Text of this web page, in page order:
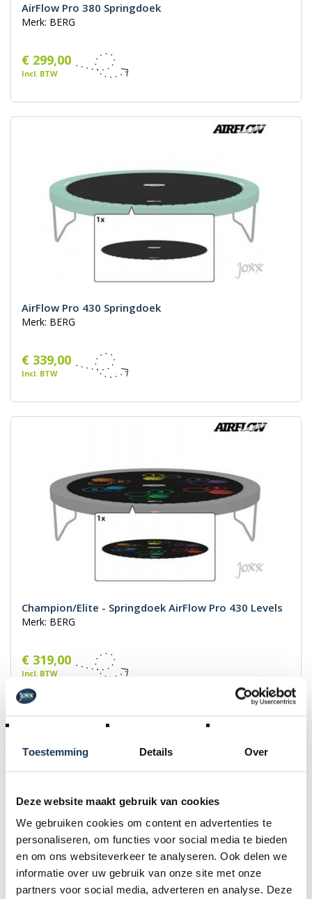
Toestemming Details Over
Deze website maakt gebruik van cookies
We gebruiken cookies om content en advertenties te
personaliseren, om functies voor social media te bieden
en om ons websiteverkeer te analyseren. Ook delen we
informatie over uw gebruik van onze site met onze
partners voor social media, adverteren en analyse. Deze
AirFlow Pro 380 Springdoek
Merk: BERG
€ 299,00
Incl. BTW
AirFlow Pro 430 Springdoek
Merk: BERG
€ 339,00
Incl. BTW
Champion/Elite - Springdoek AirFlow Pro 430 Levels
Merk: BERG
€ 319,00
Incl. BTW